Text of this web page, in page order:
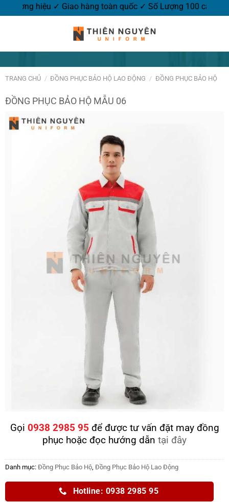
hiệu ✓ Giao hàng toàn quốc ✓ Số Lượng 100 cái.
TRANG CHỦ / ĐỒNG PHỤC BẢO HỘ LAO ĐỘNG / ĐỒNG PHỤC BẢO HỘ
ĐỒNG PHỤC BẢO HỘ MẪU 06
Gọi 0938 2985 95 để được tư vấn đặt may đồng
phục hoặc đọc hướng dẫn tại đây
Danh mục: Đồng Phục Bảo Hộ, Đồng Phục Bảo Hộ Lao Động
Hotline: 0938 2985 95